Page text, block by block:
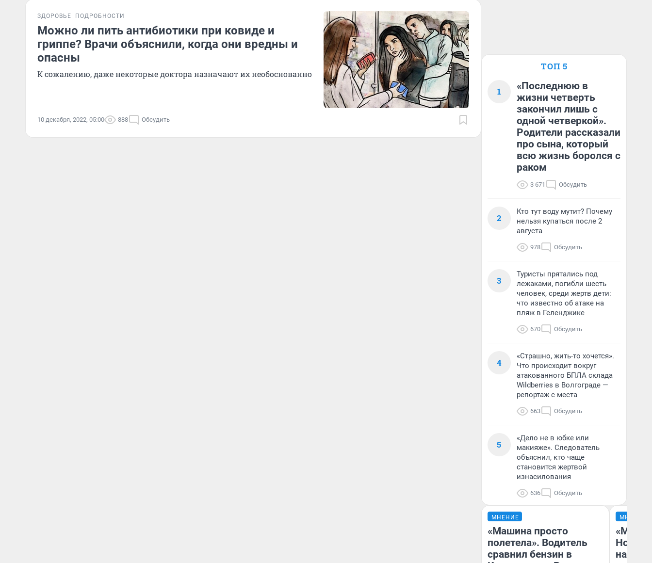
ЗДОРОВЬЕ ПОДРОБНОСТИ
Можно ли пить антибиотики при ковиде и
гриппе? Врачи объяснили, когда они вредны и
опасны
К сожалению, даже некоторые доктора назначают их необоснованно
10 декабря, 2022, 05:00 888 Обсудить
ТОП 5
1
«Последнюю в
жизни четверть
закончил лишь с
одной четверкой».
Родители рассказали
про сына, который
всю жизнь боролся с
раком
3 671 Обсудить
2
Кто тут воду мутит? Почему
нельзя купаться после 2
августа
978 Обсудить
3
Туристы прятались под
лежаками, погибли шесть
человек, среди жертв дети:
что известно об атаке на
пляж в Геленджике
670 Обсудить
4
«Страшно, жить-то хочется».
Что происходит вокруг
атакованного БПЛА склада
Wildberries в Волгограде —
репортаж с места
663 Обсудить
5
«Дело не в юбке или
макияже». Следователь
объяснил, кто чаще
становится жертвой
изнасилования
636 Обсудить
МНЕНИЕ
«Машина просто
полетела». Водитель
сравнил бензин в
МНЕНИЕ
«Мы